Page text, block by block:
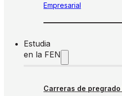
Empresarial
Estudia
en la FEN
Carreras de pregrado